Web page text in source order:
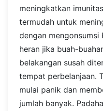
meningkatkan
termudah untuk
dengan
heran jika buah-
belakangan susah
tempat perbelanjaan.
mulai panik dan
jumlah banyak.